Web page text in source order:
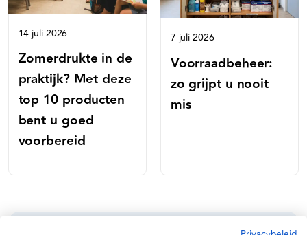
14 juli 2026
Zomerdrukte in de
praktijk? Met deze
top 10 producten
bent u goed
voorbereid
7 juli 2026
Voorraadbeheer:
zo grijpt u nooit
mis